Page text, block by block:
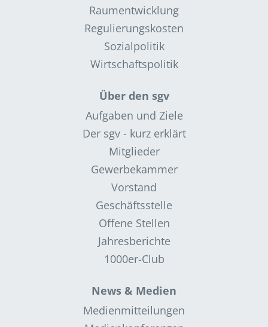
Raumentwicklung
Regulierungskosten
Sozialpolitik
Wirtschaftspolitik
Über den sgv
Aufgaben und Ziele
Der sgv - kurz erklärt
Mitglieder
Gewerbekammer
Vorstand
Geschäftsstelle
Offene Stellen
Jahresberichte
1000er-Club
News & Medien
Medienmitteilungen